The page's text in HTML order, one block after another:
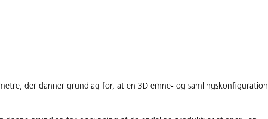
der danner grundlag for, at en 3D emne- og samlingskonfiguration